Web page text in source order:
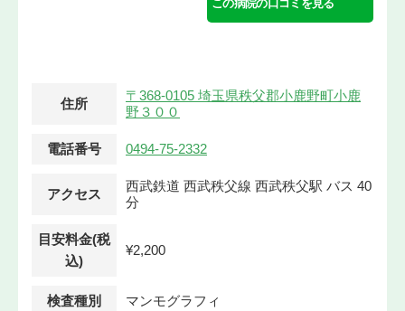
この病院の口コミを見る
住所
〒368-0105 埼玉県秩父郡小鹿野町小鹿
野３００
電話番号 0494-75-2332
アクセス
西武鉄道 西武秩父線 西武秩父駅 バス 40
分
目安料金(税
込)
¥2,200
検査種別 マンモグラフィ